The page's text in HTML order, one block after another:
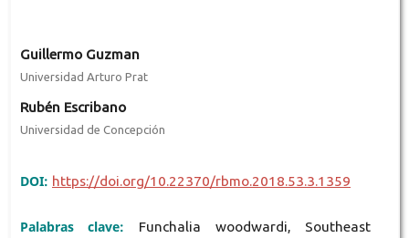
Guillermo Guzman
Universidad Arturo Prat
Rubén Escribano
Universidad de Concepción
DOI: https://doi.org/10.22370/rbmo.2018.53.3.1359
Palabras clave:
Funchalia woodwardi, Southeast